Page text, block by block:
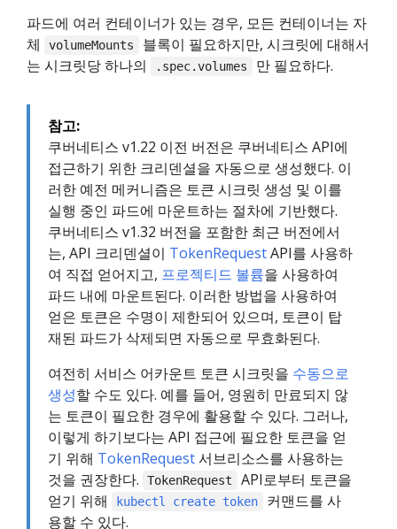
파드에 여러 컨테이너가 있는 경우, 모든 컨테이너는 자
체
volumeMounts
블록이 필요하지만, 시크릿에 대해서
는 시크릿당 하나의
.spec.volumes 만 필요하다.
참고:
쿠버네티스 v1.22 이전 버전은 쿠버네티스 API에
접근하기 위한 크리덴셜을 자동으로 생성했다. 이
러한 예전 메커니즘은 토큰 시크릿 생성 및 이를
실행 중인 파드에 마운트하는 절차에 기반했다.
쿠버네티스 v1.32 버전을 포함한 최근 버전에서
는, API 크리덴셜이 TokenRequestAPI를 사용하
여 직접 얻어지고, 프로젝티드 볼륨을 사용하여
파드 내에 마운트된다. 이러한 방법을 사용하여
얻은 토큰은 수명이 제한되어 있으며, 토큰이 탑
재된 파드가 삭제되면 자동으로 무효화된다.
여전히 서비스 어카운트 토큰 시크릿을 수동으로
생성할 수도 있다. 예를 들어, 영원히 만료되지 않
는 토큰이 필요한 경우에 활용할 수 있다. 그러나,
이렇게 하기보다는 API 접근에 필요한 토큰을 얻
기 위해 TokenRequest서브리소스를 사용하는
것을 권장한다.
TokenRequest
API로부터 토큰을
얻기 위해
kubectl create token
커맨드를 사
용할 수 있다.